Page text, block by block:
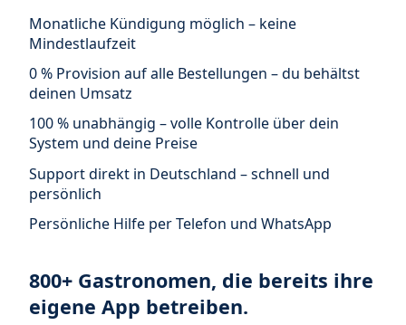
Monatliche Kündigung möglich – keine
Mindestlaufzeit
0 % Provision auf alle Bestellungen – du behältst
deinen Umsatz
100 % unabhängig – volle Kontrolle über dein
System und deine Preise
Support direkt in Deutschland – schnell und
persönlich
Persönliche Hilfe per Telefon und WhatsApp
800+ Gastronomen, die bereits ihre
eigene App betreiben.